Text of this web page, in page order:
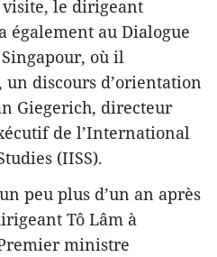
visite, le dirigeant
au Dialogue
où il
discours d’orientation
Giegerich, directeur
de l’International
(IISS).
peu plus d’un an après
Tô Lâm à
ministre